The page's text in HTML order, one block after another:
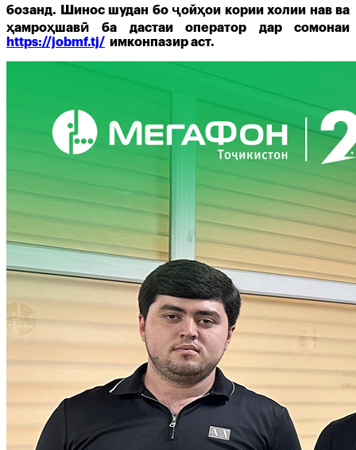
бозанд. Шинос шудан бо ҷойҳои кории холии нав ва
ҳамроҳшавӣ ба дастаи оператор дар сомонаи
https://jobmf.tj/ ⁠ имконпазир аст.